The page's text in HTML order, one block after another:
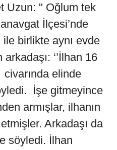
Uzun: " Oğlum tek
İlçesi’nde
ile birlikte aynı evde
‘’İlhan 16
elinde
İşe gitmeyince
armışlar, ilhanın
Arkadaşı da
söyledi. İlhan